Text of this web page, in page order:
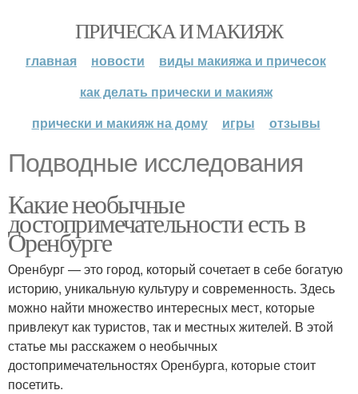
ПРИЧЕСКА И МАКИЯЖ
главная новости
виды макияжа и причесок
как делать прически и макияж
прически и макияж на дому
игры отзывы
Подводные исследования
Какие необычные
достопримечательности есть в
Оренбурге
Оренбург — это город, который сочетает в себе богатую
историю, уникальную культуру и современность. Здесь
можно найти множество интересных мест, которые
привлекут как туристов, так и местных жителей. В этой
статье мы расскажем о необычных
достопримечательностях Оренбурга, которые стоит
посетить.